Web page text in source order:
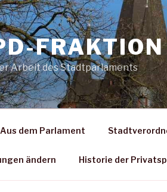
Arbeit des Stadtparlaments
Aus dem Parlament
ändern Historie der